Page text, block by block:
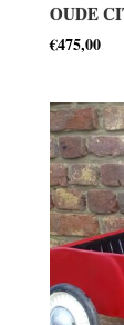
OUDE
€475,00